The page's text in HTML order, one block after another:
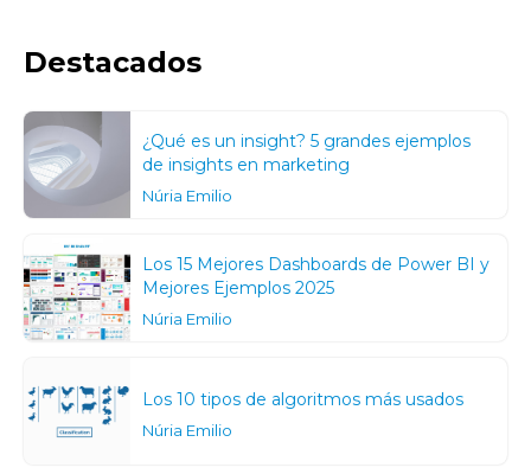
Destacados
¿Qué es un insight? 5 grandes ejemplos
de insights en marketing
Núria Emilio
Los 15 Mejores Dashboards de Power BI y
Mejores Ejemplos 2025
Núria Emilio
Los 10 tipos de algoritmos más usados
Núria Emilio